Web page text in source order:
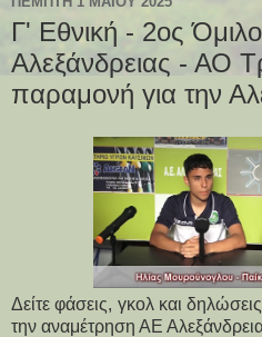
Γ' Εθνική - 2ος
Αλεξάνδρειας - ΑΟ
παραμονή για την
Δείτε φάσεις, γκολ και
την αναμέτρηση ΑΕ